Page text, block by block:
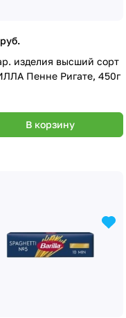
изделия высший сорт
Пенне Ригате, 450г
В корзину